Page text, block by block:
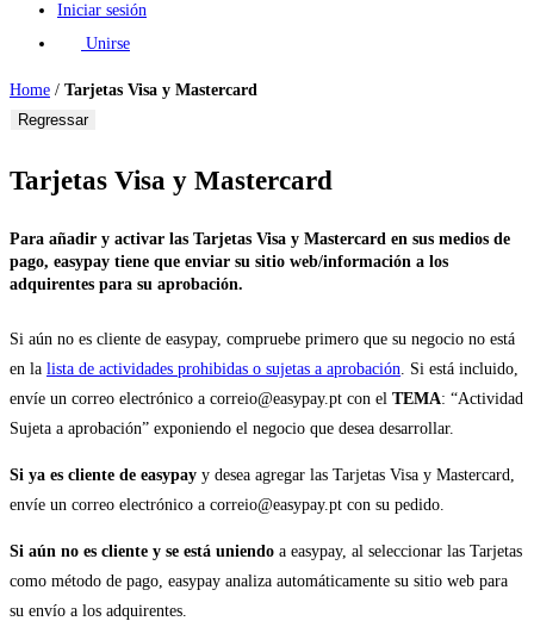
Iniciar sesión
Unirse
Home / Tarjetas Visa y Mastercard
Regressar
Tarjetas Visa y Mastercard
Para añadir y activar las Tarjetas Visa y Mastercard en sus medios de
pago, easypay tiene que enviar su sitio web/información a los
adquirentes para su aprobación.
Si aún no es cliente de easypay, compruebe primero que su negocio no está
en la lista de actividades prohibidas o sujetas a aprobación . Si está incluido,
envíe un correo electrónico a correio@easypay.pt con el TEMA: “Actividad
Sujeta a aprobación” exponiendo el negocio que desea desarrollar.
Si ya es cliente de easypay y desea agregar las Tarjetas Visa y Mastercard,
envíe un correo electrónico a correio@easypay.pt con su pedido.
Si aún no es cliente y se está uniendo a easypay, al seleccionar las Tarjetas
como método de pago, easypay analiza automáticamente su sitio web para
su envío a los adquirentes.